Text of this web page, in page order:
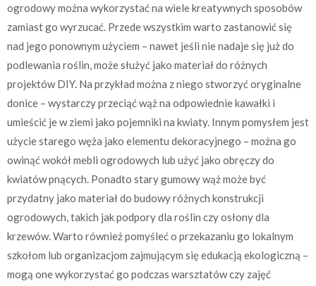
ogrodowy można wykorzystać na wiele kreatywnych sposobów
zamiast go wyrzucać. Przede wszystkim warto zastanowić się
nad jego ponownym użyciem – nawet jeśli nie nadaje się już do
podlewania roślin, może służyć jako materiał do różnych
projektów DIY. Na przykład można z niego stworzyć oryginalne
donice – wystarczy przeciąć wąż na odpowiednie kawałki i
umieścić je w ziemi jako pojemniki na kwiaty. Innym pomysłem jest
użycie starego węża jako elementu dekoracyjnego – można go
owinąć wokół mebli ogrodowych lub użyć jako obręczy do
kwiatów pnących. Ponadto stary gumowy wąż może być
przydatny jako materiał do budowy różnych konstrukcji
ogrodowych, takich jak podpory dla roślin czy osłony dla
krzewów. Warto również pomyśleć o przekazaniu go lokalnym
szkołom lub organizacjom zajmującym się edukacją ekologiczną –
mogą one wykorzystać go podczas warsztatów czy zajęć